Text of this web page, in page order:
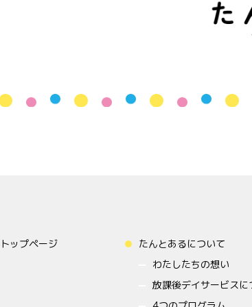
トップページ
たんとあるについて
わたしたちの想い
放課後デイサービスに